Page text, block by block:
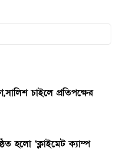
চাইলে প্রতিপক্ষের
হলো ‘ক্লাইমেট ক্যাম্প